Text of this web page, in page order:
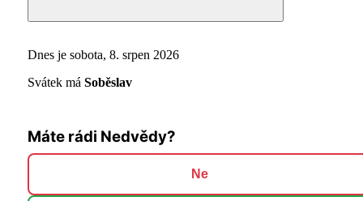
Search
Dnes je sobota, 8. srpen 2026
Svátek má Soběslav
Máte rádi Nedvědy?
Ne